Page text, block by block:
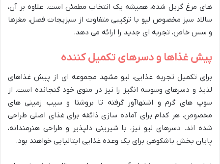
های مرغ گریل شده، همیشه یک انتخاب مطمئن است. علاوه بر آن،
سالاد سبز مخصوص لیو با ترکیبی متفاوت از سبزیجات فصل، مغزها
و سس خاص، تجربه ای جدید را ارائه می دهد.
پیش غذاها و دسرهای تکمیل کننده
برای تکمیل تجربه غذایی، لیو مشهد مجموعه ای از پیش غذاهای
لذیذ و دسرهای وسوسه انگیز را نیز در منوی خود گنجانده است. از
سوپ های گرم و اشتهاآور گرفته تا بروشتا و سیب زمینی های
مخصوص، هر کدام برای آماده سازی ذائقه برای غذای اصلی طراحی
شده اند. دسرهای لیو نیز، با شیرینی دلپذیر و طراحی هنرمندانه،
پایان بخش باشکوهی برای یک وعده غذایی ایتالیایی خواهند بود.